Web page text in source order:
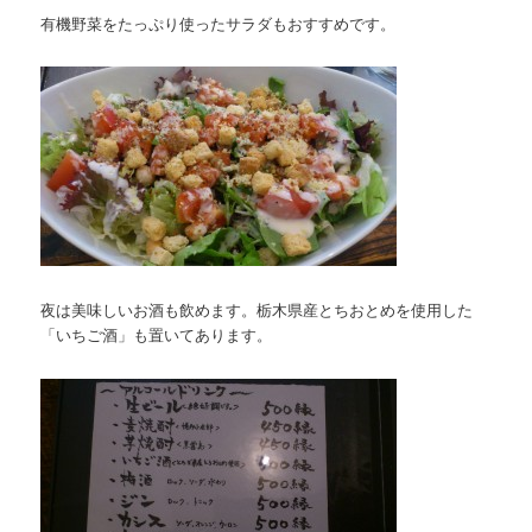
有機野菜をたっぷり使ったサラダもおすすめです。
夜は美味しいお酒も飲めます。栃木県産とちおとめを使用した
「いちご酒」も置いてあります。